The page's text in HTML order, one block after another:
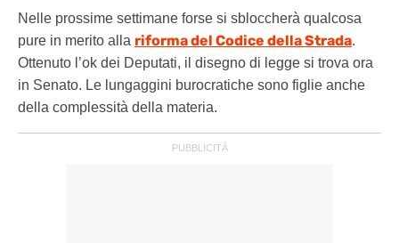
Nelle prossime settimane forse si sbloccherà qualcosa
pure in merito alla riforma del Codice della Strada.
Ottenuto l’ok dei Deputati, il disegno di legge si trova ora
in Senato. Le lungaggini burocratiche sono figlie anche
della complessità della materia.